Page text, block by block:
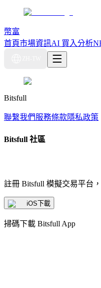
幣富
首頁市場資訊AI 買入分析
Bitsfull
聯繫我們服務條款隱私政策
Bitsfull 社區
註冊 Bitsfull 模擬交易平台
iOS下載
掃碼下載 Bitsfull App